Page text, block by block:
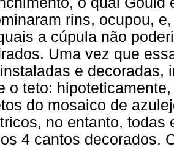
rins, ocupou,
a cúpula não
Uma vez que
e decoradas,
o teto:
do mosaico de
no entanto, todas
4 cantos decorados.